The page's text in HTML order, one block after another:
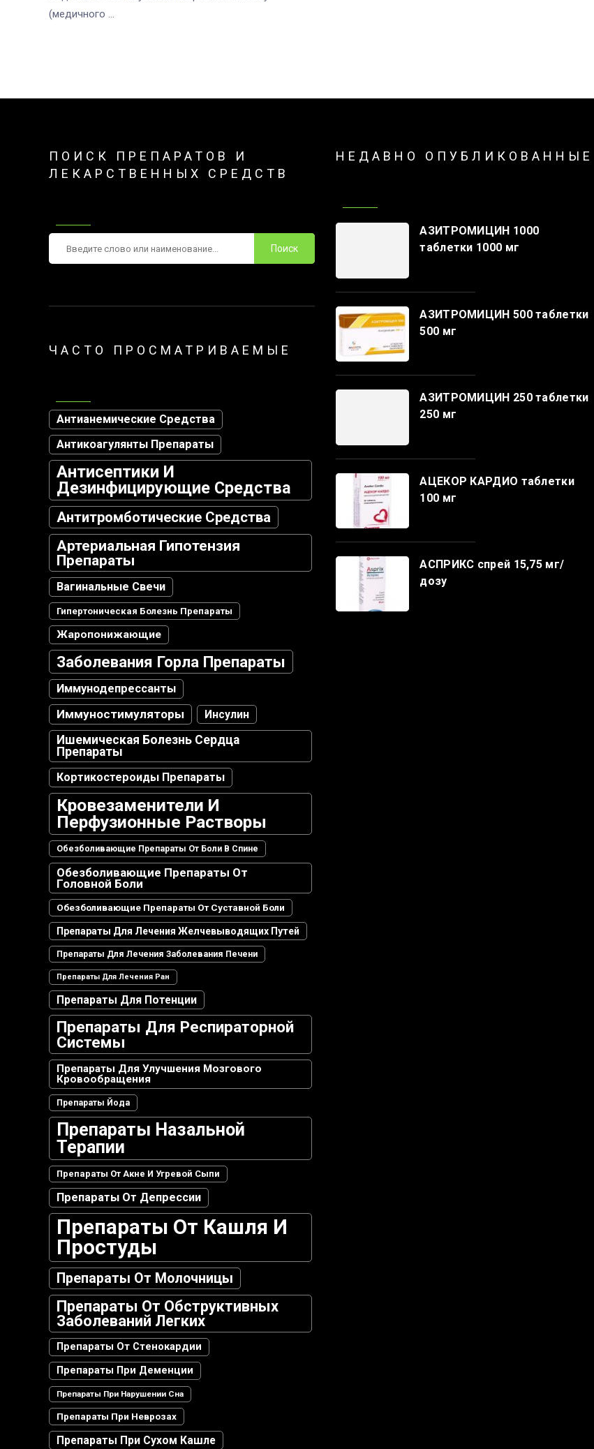
(медичного ...
ПОИСК ПРЕПАРАТОВ И
ЛЕКАРСТВЕННЫХ СРЕДСТВ
ЧАСТО ПРОСМАТРИВАЕМЫЕ
Антианемические Средства
Антикоагулянты Препараты
Антисептики И
Дезинфицирующие Средства
Антитромботические Средства
Артериальная Гипотензия
Препараты
Вагинальные Свечи
Гипертоническая Болезнь Препараты
Жаропонижающие
Заболевания Горла Препараты
Иммунодепрессанты
Иммуностимуляторы Инсулин
Ишемическая Болезнь Сердца
Препараты
Кортикостероиды Препараты
Кровезаменители И
Перфузионные Растворы
Обезболивающие Препараты От Боли В Спине
Обезболивающие Препараты От
Головной Боли
Обезболивающие Препараты От Суставной Боли
Препараты Для Лечения Желчевыводящих Путей
Препараты Для Лечения Заболевания Печени
Препараты Для Лечения Ран
Препараты Для Потенции
Препараты Для Респираторной
Системы
Препараты Для Улучшения Мозгового
Кровообращения
Препараты Йода
Препараты Назальной
Терапии
Препараты От Акне И Угревой Сыпи
Препараты От Депрессии
Препараты От Кашля И
Простуды
Препараты От Молочницы
Препараты От Обструктивных
Заболеваний Легких
Препараты От Стенокардии
Препараты При Деменции
Препараты При Нарушении Сна
Препараты При Неврозах
Препараты При Сухом Кашле
НЕДАВНО ОПУБЛИКОВАННЫЕ
АЗИТРОМИЦИН 1000
таблетки 1000 мг
АЗИТРОМИЦИН 500 таблетки
500 мг
АЗИТРОМИЦИН 250 таблетки
250 мг
АЦЕКОР КАРДИО таблетки
100 мг
АСПРИКС спрей 15,75 мг/
дозу